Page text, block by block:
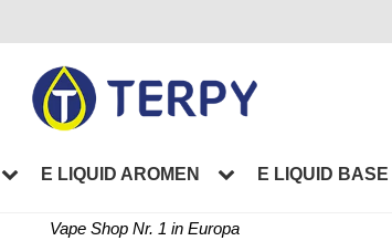
E LIQUID AROMEN E LIQUID BASE
Vape Shop Nr. 1 in Europa